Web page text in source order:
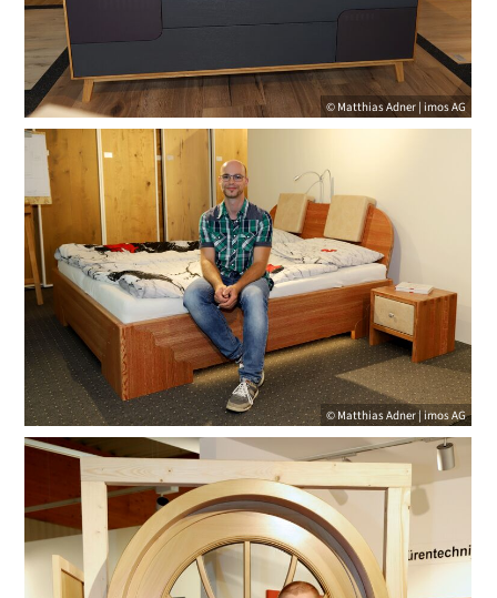
© Matthias Adner | imos AG
© Matthias Adner | imos AG